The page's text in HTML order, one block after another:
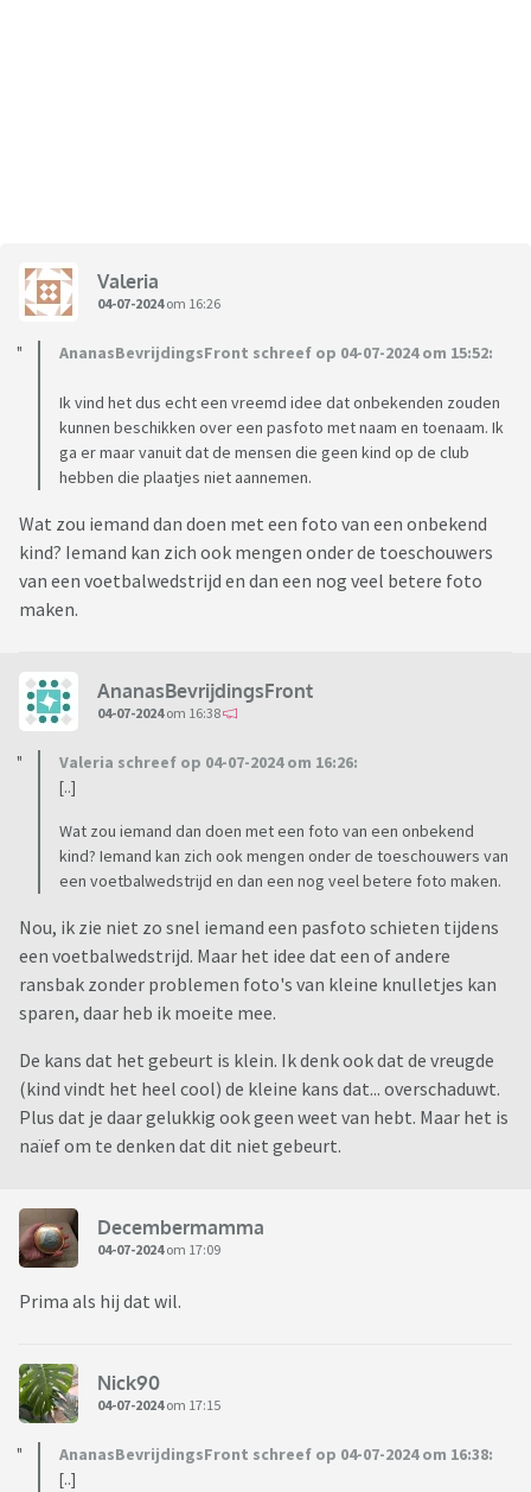
Valeria
04-07-2024om 16:26
AnanasBevrijdingsFront schreef op 04-07-2024 om 15:52:
Ik vind het dus echt een vreemd idee dat onbekenden zouden
kunnen beschikken over een pasfoto met naam en toenaam. Ik
ga er maar vanuit dat de mensen die geen kind op de club
hebben die plaatjes niet aannemen.
Wat zou iemand dan doen met een foto van een onbekend
kind? Iemand kan zich ook mengen onder de toeschouwers
van een voetbalwedstrijd en dan een nog veel betere foto
maken.
AnanasBevrijdingsFront
04-07-2024om 16:38
Valeria schreef op 04-07-2024 om 16:26:
[..]
Wat zou iemand dan doen met een foto van een onbekend
kind? Iemand kan zich ook mengen onder de toeschouwers van
een voetbalwedstrijd en dan een nog veel betere foto maken.
Nou, ik zie niet zo snel iemand een pasfoto schieten tijdens
een voetbalwedstrijd. Maar het idee dat een of andere
ransbak zonder problemen foto's van kleine knulletjes kan
sparen, daar heb ik moeite mee.
De kans dat het gebeurt is klein. Ik denk ook dat de vreugde
(kind vindt het heel cool) de kleine kans dat... overschaduwt.
Plus dat je daar gelukkig ook geen weet van hebt. Maar het is
naïef om te denken dat dit niet gebeurt.
Decembermamma
04-07-2024om 17:09
Prima als hij dat wil.
Nick90
04-07-2024om 17:15
AnanasBevrijdingsFront schreef op 04-07-2024 om 16:38:
[..]